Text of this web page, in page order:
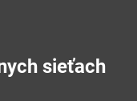
sieťach